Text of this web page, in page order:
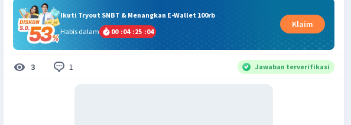
Ikuti Tryout SNBT & Menangkan E-Wallet 100rb
Habis dalam
00 :04 :25 :04
Klaim
3 1 Jawaban terverifikasi